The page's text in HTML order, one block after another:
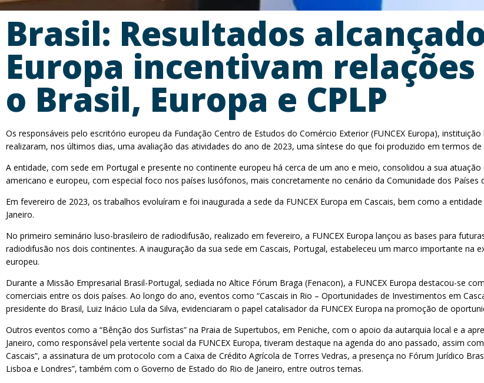
Brasil: Resultados
Europa incentivam
o Brasil, Europa e CPLP
Os responsáveis pelo escritório europeu da Fundação Centro de Estudos do Comércio Exterior (FUNCEX Europa),
realizaram, nos últimos dias, uma avaliação das atividades do ano de 2023, uma síntese do que foi produzido em termos
A entidade, com sede em Portugal e presente no continente europeu há cerca de um ano e meio, consolidou a sua
americano e europeu, com especial foco nos países lusófonos, mais concretamente no cenário da Comunidade dos Países
Em fevereiro de 2023, os trabalhos evoluíram e foi inaugurada a sede da FUNCEX Europa em Cascais, bem como a
Janeiro.
No primeiro seminário luso-brasileiro de radiodifusão, realizado em fevereiro, a FUNCEX Europa lançou as bases para
radiodifusão nos dois continentes. A inauguração da sua sede em Cascais, Portugal, estabeleceu um marco importante na
europeu.
Durante a Missão Empresarial Brasil-Portugal, sediada no Altice Fórum Braga (Fenacon), a FUNCEX Europa destacou-se
comerciais entre os dois países. Ao longo do ano, eventos como “Cascais in Rio – Oportunidades de Investimentos em
presidente do Brasil, Luiz Inácio Lula da Silva, evidenciaram o papel catalisador da FUNCEX Europa na promoção de
Outros eventos como a “Bênção dos Surfistas” na Praia de Supertubos, em Peniche, com o apoio da autarquia local e a
Janeiro, como responsável pela vertente social da FUNCEX Europa, tiveram destaque na agenda do ano passado, assim
Cascais”, a assinatura de um protocolo com a Caixa de Crédito Agrícola de Torres Vedras, a presença no Fórum Jurídico
Lisboa e Londres”, também com o Governo de Estado do Rio de Janeiro, entre outros temas.